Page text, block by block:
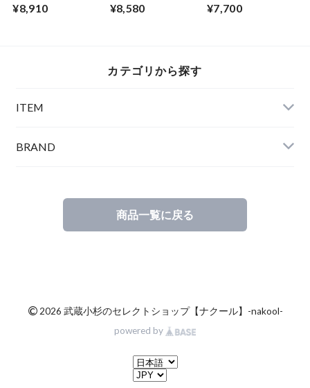
¥8,910
shirts #SWING
¥8,580
White
¥7,700
カテゴリから探す
ITEM
BRAND
商品一覧に戻る
© 2026 武蔵小杉のセレクトショップ【ナクール】-nakool-
powered by